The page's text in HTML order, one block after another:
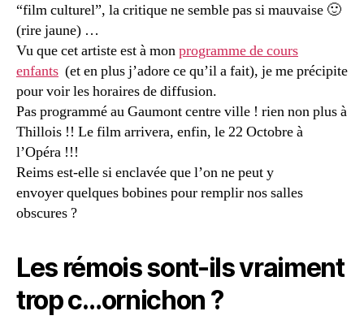
“film culturel”, la critique ne semble pas si mauvaise 🙂
(rire jaune) …
Vu que cet artiste est à monprogramme de cours
enfants (et en plus j’adore ce qu’il a fait), je me précipite
pour voir les horaires de diffusion.
Pas programmé au Gaumont centre ville ! rien non plus à
Thillois !! Le film arrivera, enfin, le 22 Octobre à
l’Opéra !!!
Reims est-elle si enclavée que l’on ne peut y
envoyer quelques bobines pour remplir nos salles
obscures ?
Les rémois sont-ils vraiment
trop c…ornichon ?